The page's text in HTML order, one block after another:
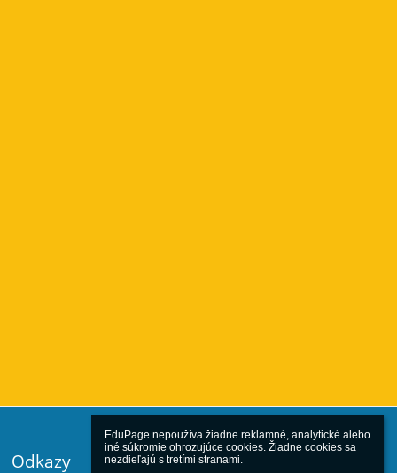
EduPage nepoužíva žiadne reklamné, analytické alebo
iné súkromie ohrozujúce cookies. Žiadne cookies sa
nezdieľajú s tretími stranami.
Odkazy